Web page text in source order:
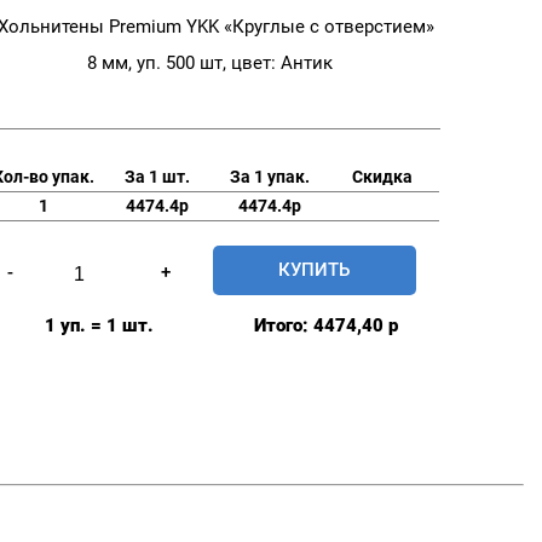
Premium YKK «Круглые с отверстием»
8 мм, уп. 500 шт, цвет: Антик
во упак. За 1 шт. За 1 упак.
Скидка
1
4474.4р 4474.4р
-
товара
Хольнитены
8
+ КУПИТЬ
1 уп. = 1 шт. Итого: 4474,40 р